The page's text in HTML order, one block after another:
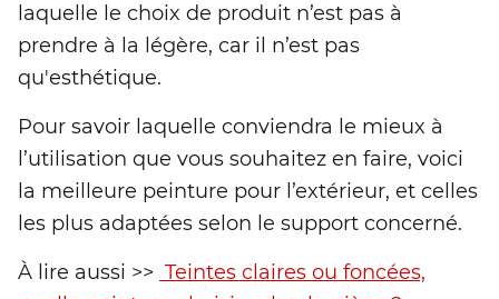
laquelle le choix de produit n’est pas à
prendre à la légère, car il n’est pas
qu'esthétique.
Pour savoir laquelle conviendra le mieux à
l’utilisation que vous souhaitez en faire, voici
la meilleure peinture pour l’extérieur, et celles
les plus adaptées selon le support concerné.
À lire aussi >> Teintes claires ou foncées,